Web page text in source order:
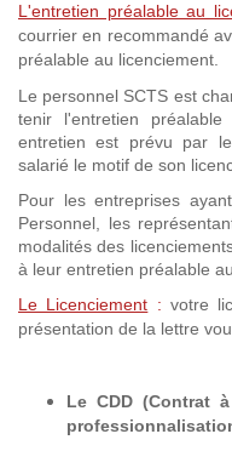
L'entretien préalable au
courrier en recommandé
préalable au licenciement.
Le personnel SCTS est
tenir l'entretien
entretien est prévu par
salarié le motif de son
Pour les entreprises
Personnel, les
modalités des
à leur entretien préalable
Le Licenciement : votre
présentation de la lettre
Le CDD (Contrat